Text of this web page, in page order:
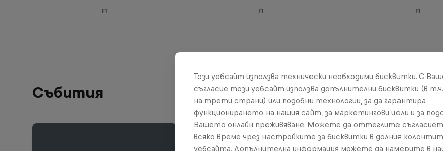
F1 F1 F1
Събития
Този уебсайт използва технически необходими бисквитки. С
съгласие този уебсайт използва допълнителни бисквитки (в
на трети страни) или подобни технологии, за да гарантира
функционирането на нашия сайт, за маркетингови цели и за
Вашето онлайн преживяване. Можете да оттеглите
всяко време чрез настройките за бисквитки в долния
уебсайта. Допълнителна информация можете да намерите в